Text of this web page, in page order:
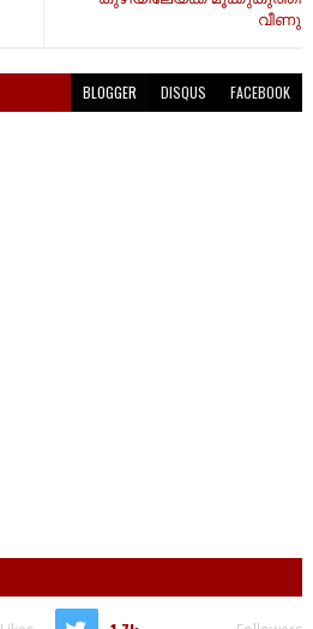
വീണു
BLOGGER DISQUS FACEBOOK